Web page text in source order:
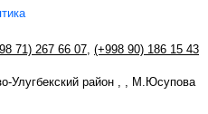
71) 267 66 07 (+998 90) 186 15 43
Улугбекский район , , М.Юсупова